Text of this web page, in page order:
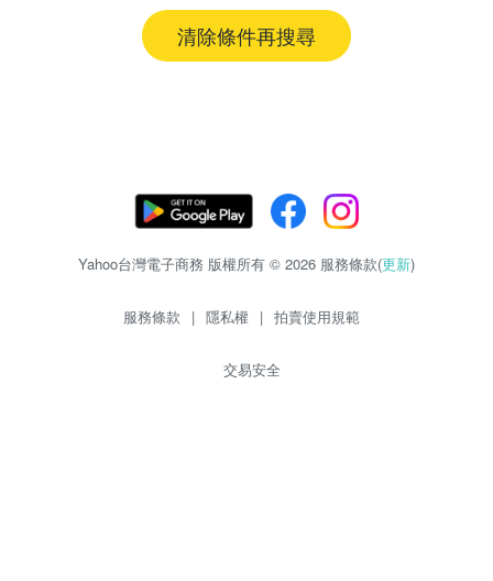
清除條件再搜尋
Yahoo台灣電子商務 版權所有 © 2026 服務條款(更新)
服務條款 | 隱私權 | 拍賣使用規範
交易安全